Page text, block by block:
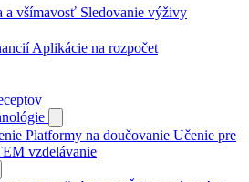
a všímavosť Sledovanie výživy
Aplikácie na rozpočet
Platformy na doučovanie Učenie pre
vzdelávanie